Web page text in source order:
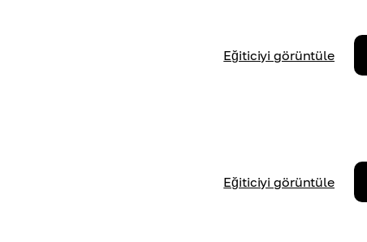
Eğiticiyi görüntüle
Eğiticiyi görüntüle